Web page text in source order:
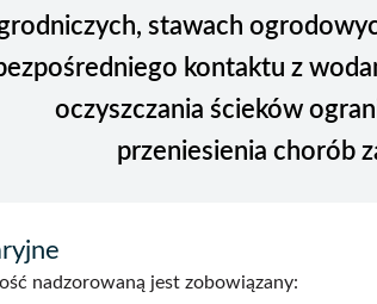
stawach
kontaktu z
oczyszczania ścieków
przeniesienia chorób
nadzorowaną jest zobowiązany: